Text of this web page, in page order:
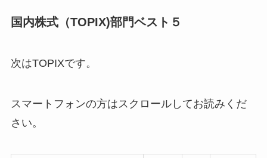
国内株式（TOPIX)部門ベスト５
次はTOPIXです。
スマートフォンの方はスクロールしてお読みくだ
さい。